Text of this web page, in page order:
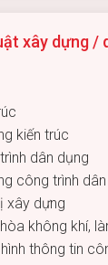
xây dựng /
kiến trúc
dân dụng
công trình
xây dựng
hòa không khí,
thông tin